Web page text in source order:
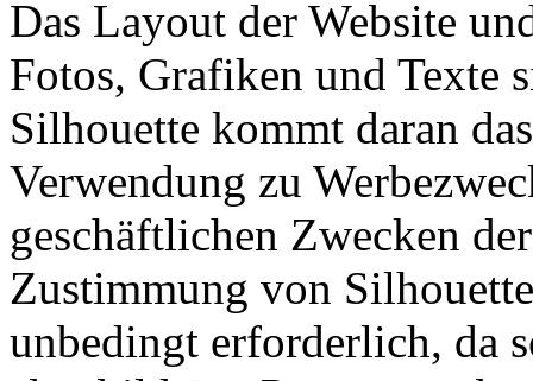
Das Layout der Website
Fotos, Grafiken und Texte
Silhouette kommt daran
Verwendung zu
geschäftlichen Zwecken
Zustimmung von
unbedingt erforderlich, da